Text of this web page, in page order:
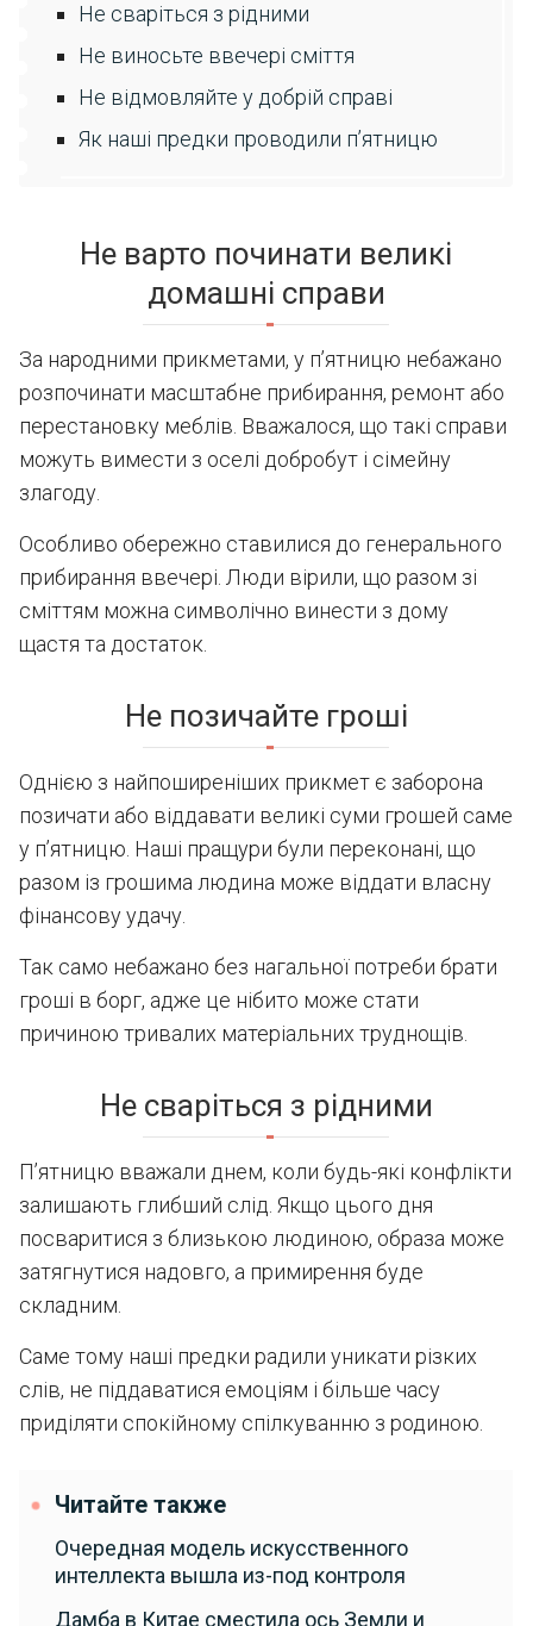
Не сваріться з рідними
Не виносьте ввечері сміття
Не відмовляйте у добрій справі
Як наші предки проводили п’ятницю
Не варто починати великі
домашні справи
За народними прикметами, у п’ятницю небажано
розпочинати масштабне прибирання, ремонт або
перестановку меблів. Вважалося, що такі справи
можуть вимести з оселі добробут і сімейну
злагоду.
Особливо обережно ставилися до генерального
прибирання ввечері. Люди вірили, що разом зі
сміттям можна символічно винести з дому
щастя та достаток.
Не позичайте гроші
Однією з найпоширеніших прикмет є заборона
позичати або віддавати великі суми грошей саме
у п’ятницю. Наші пращури були переконані, що
разом із грошима людина може віддати власну
фінансову удачу.
Так само небажано без нагальної потреби брати
гроші в борг, адже це нібито може стати
причиною тривалих матеріальних труднощів.
Не сваріться з рідними
П’ятницю вважали днем, коли будь-які конфлікти
залишають глибший слід. Якщо цього дня
посваритися з близькою людиною, образа може
затягнутися надовго, а примирення буде
складним.
Саме тому наші предки радили уникати різких
слів, не піддаватися емоціям і більше часу
приділяти спокійному спілкуванню з родиною.
Читайте также
Очередная модель искусственного
интеллекта вышла из-под контроля
Дамба в Китае сместила ось Земли и